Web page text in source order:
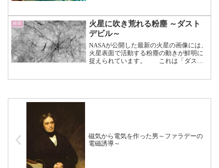
予防食を組み合わせた「MINDダイエッ
ト」は、認知症予防との...（続きを読
む）
科学
火星に吹き荒れる粉塵 ～ダスト
デビル～
NASAが公開した最新の火星の画像には、
火星表面で活動する粉塵の動きが鮮明に
捉えられています。 これは「ダスト
磁気から電気を作った男～ファラデーの
電磁誘導～